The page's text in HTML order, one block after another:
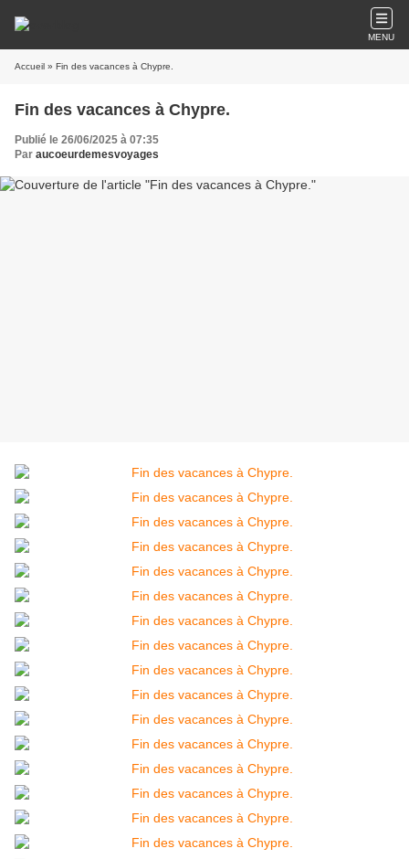
MENU
Accueil » Fin des vacances à Chypre.
Fin des vacances à Chypre.
Publié le 26/06/2025 à 07:35
Par aucoeurdemesvoyages